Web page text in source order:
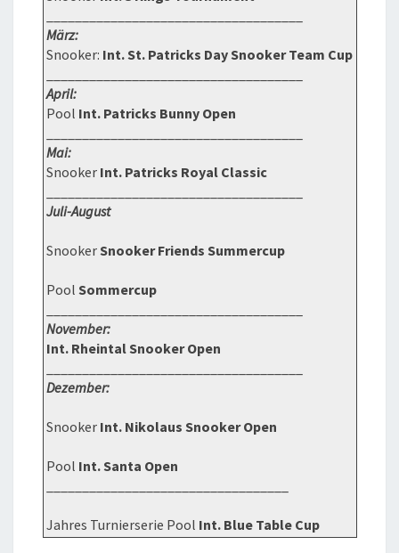
März:
Snooker: Int. St. Patricks Day Snooker Team Cup
April:
Pool Int. Patricks Bunny Open
Mai:
Snooker Int. Patricks Royal Classic
Juli-August
SnookerSnooker Friends Summercup
Pool Sommercup
November:
Int. Rheintal Snooker Open
Dezember:
Snooker Int. Nikolaus Snooker Open
Pool Int. Santa Open
Jahres Turnierserie Pool Int. Blue Table Cup